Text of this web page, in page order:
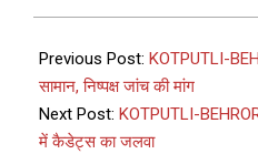
Previous Post: KOTPUTLI-
सामान, निष्पक्ष जांच की मांग
Next Post: KOTPUTLI-
में कैडेट्स का जलवा